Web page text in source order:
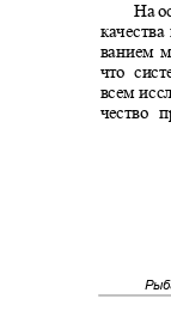
На
ванием
что
всем
чество